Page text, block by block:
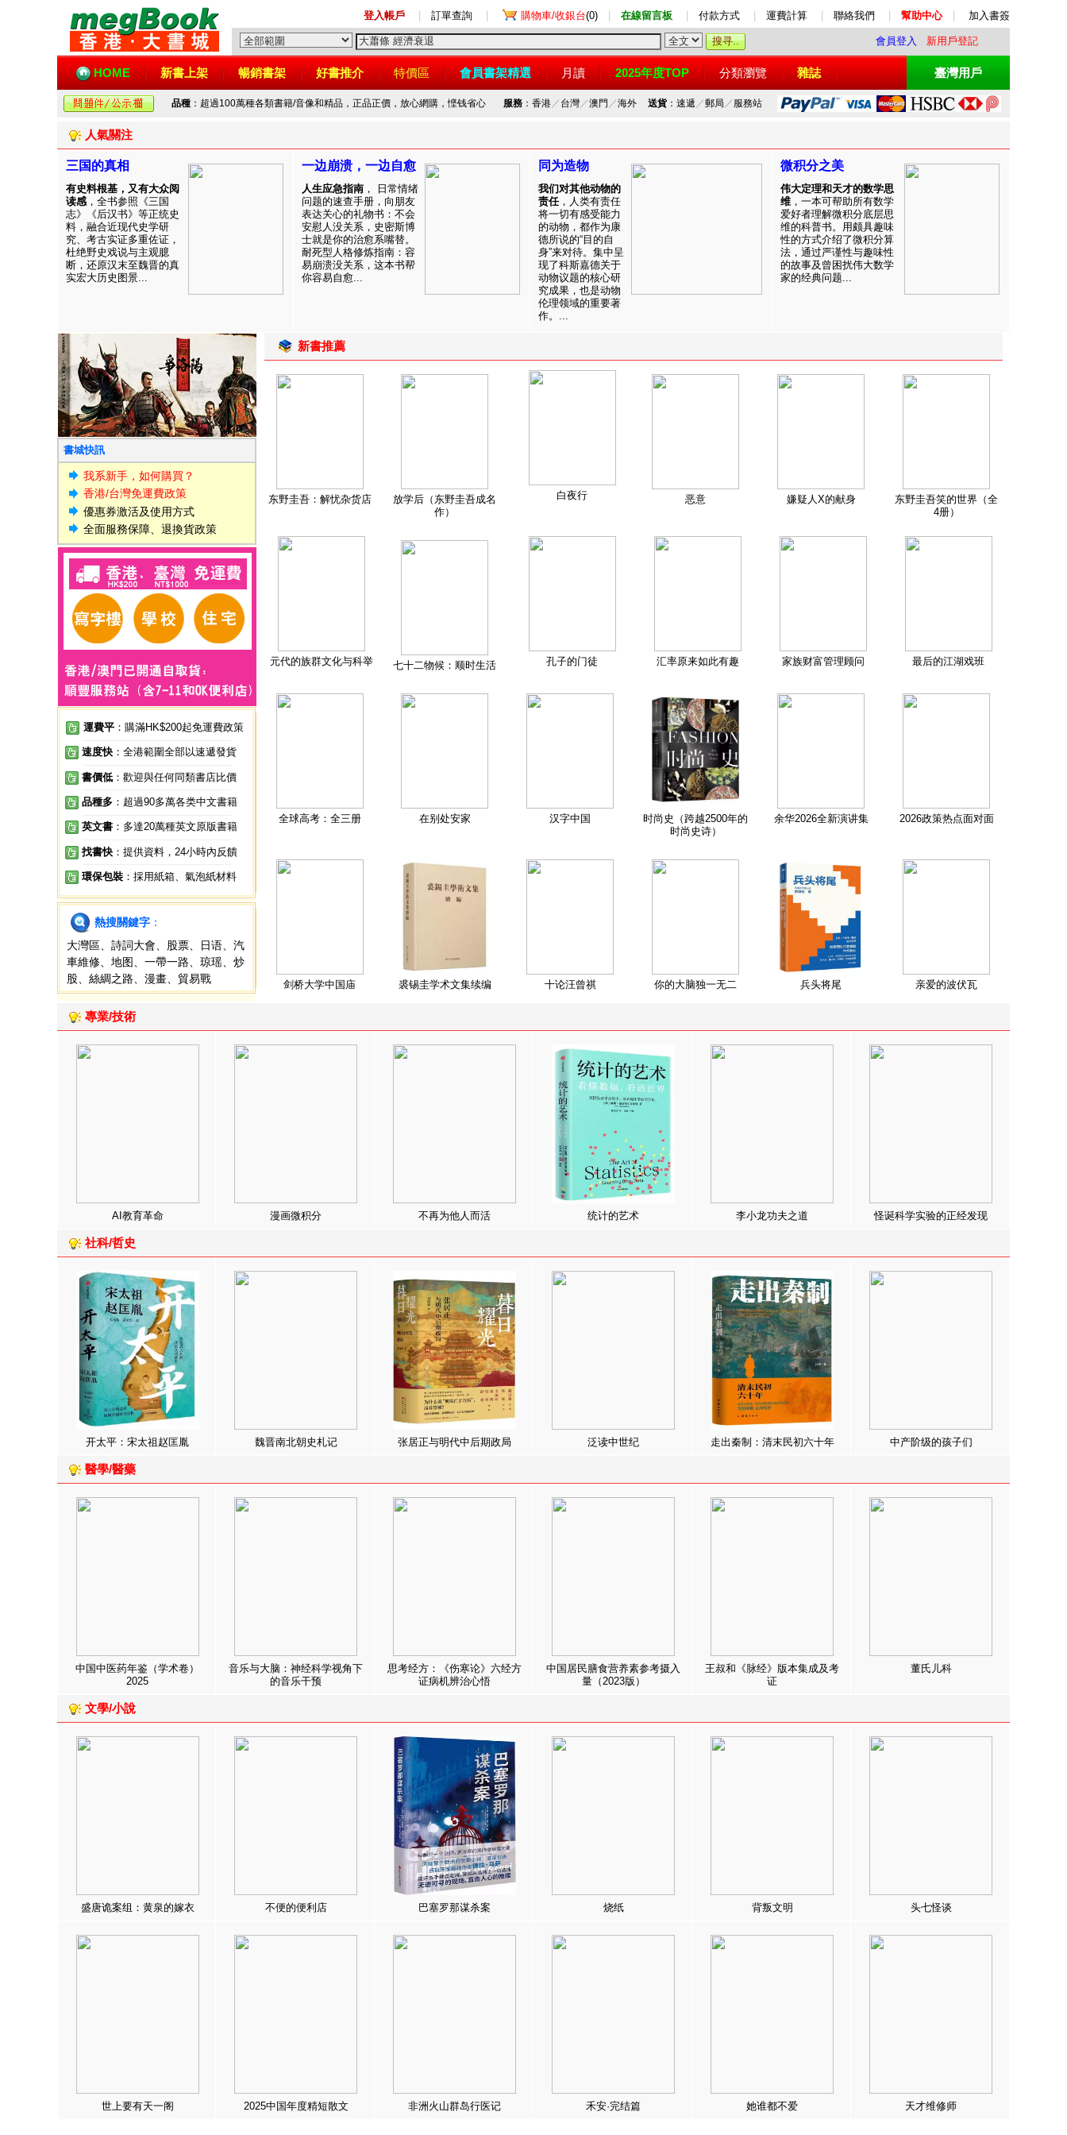
登入帳戶 訂單查詢 購物車/收銀台(0) 在線留言板 付款方式 運費計算 聯絡我們 幫助中心 加入書簽
會員登入 新用戶登記
HOME 新書上架 暢銷書架 好書推介 特價區 會員書架精選 月讀 2025年度TOP 分類瀏覽 雜誌 臺灣用戶
品種 ：超過100萬種各類書籍/音像和精品，正品正價，放心網購，悭钱省心 服務：香港／ 台灣／澳門 ／海外 送貨：速遞 ／郵局 ／ 服務站
人氣關注
三国的真相
有史料根基，又有大众阅
读感 ，全书参照《三国
志》《后汉书》等正统史
料，融合近现代史学研
究、考古实证多重佐证，
杜绝野史戏说与主观臆
断，还原汉末至魏晋的真
实宏大历史图景...
一边崩溃，一边自愈
人生应急指南 ， 日常情绪
问题的速查手册，向朋友
表达关心的礼物书：不会
安慰人没关系，史密斯博
士就是你的治愈系嘴替。
耐死型人格修炼指南：容
易崩溃没关系，这本书帮
你容易自愈...
同为造物
我们对其他动物的
责任，人类有责任
将一切有感受能力
的动物，都作为康
德所说的“目的自
身”来对待。集中呈
现了科斯嘉德关于
动物议题的核心研
究成果，也是动物
伦理领域的重要著
作。...
微积分之美
伟大定理和天才的数学思
维 ，一本可帮助所有数学
爱好者理解微积分底层思
维的科普书。用颇具趣味
性的方式介绍了微积分算
法，通过严谨性与趣味性
的故事及曾困扰伟大数学
家的经典问题...
書城快訊
我系新手，如何購買？
香港/台灣免運費政策
優惠券激活及使用方式
全面服務保障、退換貨政策
運費平 ：購滿HK$200起免運費政策
速度快 ：全港範圍全部以速遞發貨
書價低 ：歡迎與任何同類書店比價
品種多 ：超過90多萬各类中文書籍
英文書 ：多達20萬種英文原版書籍
找書快 ：提供資料，24小時內反饋
環保包裝 ：採用紙箱、氣泡紙材料
熱搜關鍵字 ：
大灣區
詩詞大會 股票 日语
汽
車維修
地图 一帶一路 琼瑶
炒
股
絲綢之路 漫畫 貿易戰
新書推薦
东野圭吾：解忧杂货店
放学后（东野圭吾成名
作）
白夜行 恶意 嫌疑人X的献身
东野圭吾笑的世界（全
4册）
元代的族群文化与科举 七十二物候：顺时生活 孔子的门徒 汇率原来如此有趣 家族财富管理顾问 最后的江湖戏班
全球高考：全三册 在别处安家 汉字中国
时尚史（跨越2500年的
时尚史诗）
余华2026全新演讲集 2026政策热点面对面
剑桥大学中国庙 裘锡圭学术文集续编 十论汪曾祺 你的大脑独一无二 兵头将尾 亲爱的波伏瓦
專業/技術
AI教育革命 漫画微积分 不再为他人而活 统计的艺术 李小龙功夫之道 怪诞科学实验的正经发现
社科/哲史
开太平：宋太祖赵匡胤 魏晋南北朝史札记 张居正与明代中后期政局 泛读中世纪 走出秦制：清末民初六十年 中产阶级的孩子们
醫學/醫藥
中国中医药年鉴（学术卷）
2025
音乐与大脑：神经科学视角下
的音乐干预
思考经方：《伤寒论》六经方
证病机辨治心悟
中国居民膳食营养素参考摄入
量（2023版）
王叔和《脉经》版本集成及考
证
董氏儿科
文學/小說
盛唐诡案组：黄泉的嫁衣 不便的便利店 巴塞罗那谋杀案 烧纸 背叛文明 头七怪谈
世上要有天一阁 2025中国年度精短散文 非洲火山群岛行医记 禾安·完结篇 她谁都不爱 天才维修师